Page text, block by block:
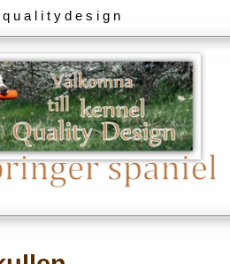
q u a l i t y d e s i g n